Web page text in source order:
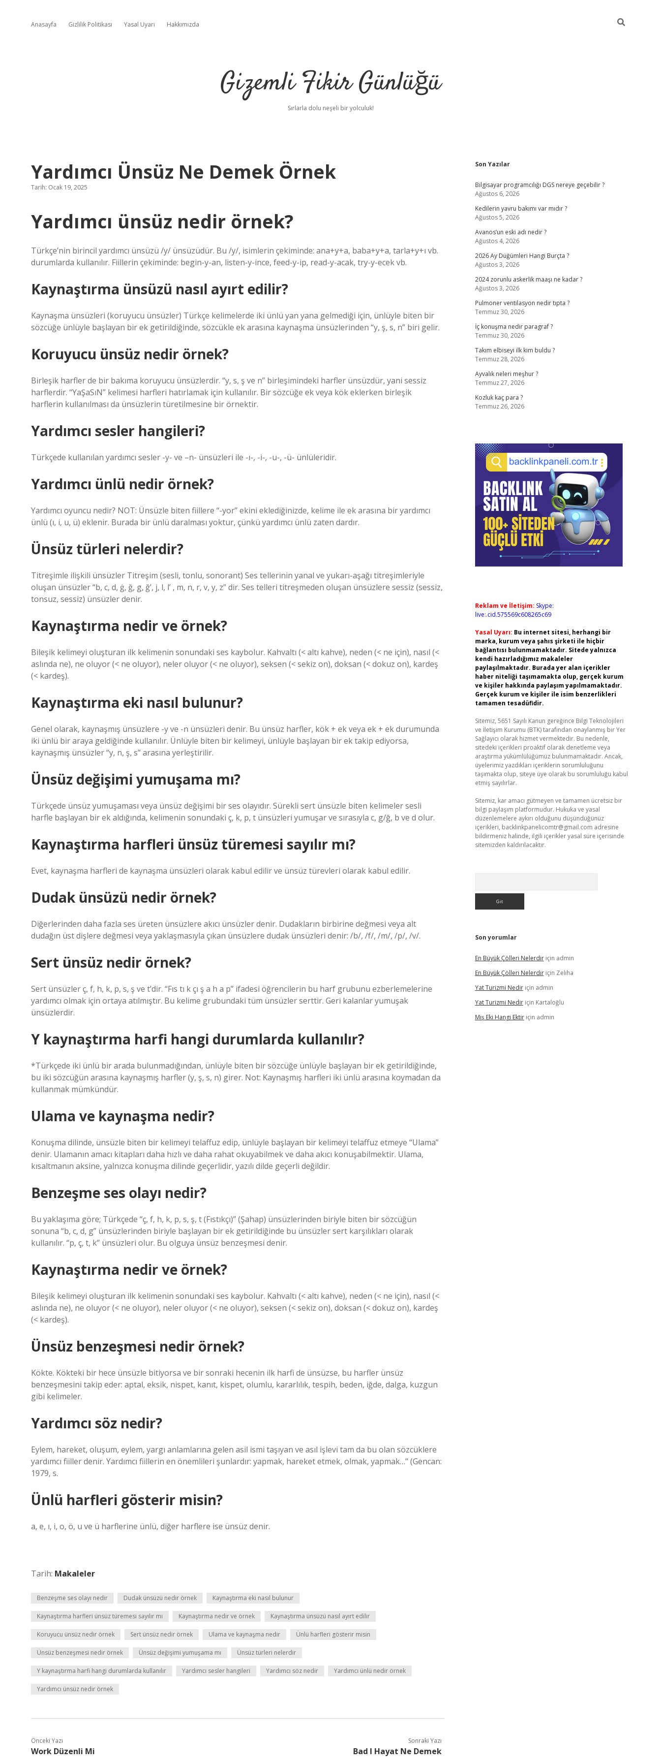
Anasayfa Gizlilik Politikası Yasal Uyarı Hakkımızda
Gizemli Fikir Günlüğü
Sırlarla dolu neşeli bir yolculuk!
Yardımcı Ünsüz Ne Demek Örnek
Tarih: Ocak 19, 2025
Yardımcı ünsüz nedir örnek?
Türkçe’nin birincil yardımcı ünsüzü /y/ ünsüzüdür. Bu /y/, isimlerin çekiminde: ana+y+a, baba+y+a, tarla+y+ı vb.
durumlarda kullanılır. Fiillerin çekiminde: begin-y-an, listen-y-ince, feed-y-ip, read-y-acak, try-y-ecek vb.
Kaynaştırma ünsüzü nasıl ayırt edilir?
Kaynaşma ünsüzleri (koruyucu ünsüzler) Türkçe kelimelerde iki ünlü yan yana gelmediği için, ünlüyle biten bir
sözcüğe ünlüyle başlayan bir ek getirildiğinde, sözcükle ek arasına kaynaşma ünsüzlerinden “y, ş, s, n” biri gelir.
Koruyucu ünsüz nedir örnek?
Birleşik harfler de bir bakıma koruyucu ünsüzlerdir. “y, s, ş ve n” birleşimindeki harfler ünsüzdür, yani sessiz
harflerdir. “YaŞaSıN” kelimesi harfleri hatırlamak için kullanılır. Bir sözcüğe ek veya kök eklerken birleşik
harflerin kullanılması da ünsüzlerin türetilmesine bir örnektir.
Yardımcı sesler hangileri?
Türkçede kullanılan yardımcı sesler -y- ve –n- ünsüzleri ile -ı-, -i-, -u-, -ü- ünlüleridir.
Yardımcı ünlü nedir örnek?
Yardımcı oyuncu nedir? NOT: Ünsüzle biten fiillere “-yor” ekini eklediğinizde, kelime ile ek arasına bir yardımcı
ünlü (ı, i, u, ü) eklenir. Burada bir ünlü daralması yoktur, çünkü yardımcı ünlü zaten dardır.
Ünsüz türleri nelerdir?
Titreşimle ilişkili ünsüzler Titreşim (sesli, tonlu, sonorant) Ses tellerinin yanal ve yukarı-aşağı titreşimleriyle
oluşan ünsüzler “b, c, d, ġ, ğ, g, ğ’, j, l, l’ , m, n, r, v, y, z” dir. Ses telleri titreşmeden oluşan ünsüzlere sessiz (sessiz,
tonsuz, sessiz) ünsüzler denir.
Kaynaştırma nedir ve örnek?
Bileşik kelimeyi oluşturan ilk kelimenin sonundaki ses kaybolur. Kahvaltı (< altı kahve), neden (< ne için), nasıl (<
aslında ne), ne oluyor (< ne oluyor), neler oluyor (< ne oluyor), seksen (< sekiz on), doksan (< dokuz on), kardeş
(< kardeş).
Kaynaştırma eki nasıl bulunur?
Genel olarak, kaynaşmış ünsüzlere -y ve -n ünsüzleri denir. Bu ünsüz harfler, kök + ek veya ek + ek durumunda
iki ünlü bir araya geldiğinde kullanılır. Ünlüyle biten bir kelimeyi, ünlüyle başlayan bir ek takip ediyorsa,
kaynaşmış ünsüzler “y, n, ş, s” arasına yerleştirilir.
Ünsüz değişimi yumuşama mı?
Türkçede ünsüz yumuşaması veya ünsüz değişimi bir ses olayıdır. Sürekli sert ünsüzle biten kelimeler sesli
harfle başlayan bir ek aldığında, kelimenin sonundaki ç, k, p, t ünsüzleri yumuşar ve sırasıyla c, g/ğ, b ve d olur.
Kaynaştırma harfleri ünsüz türemesi sayılır mı?
Evet, kaynaşma harfleri de kaynaşma ünsüzleri olarak kabul edilir ve ünsüz türevleri olarak kabul edilir.
Dudak ünsüzü nedir örnek?
Diğerlerinden daha fazla ses üreten ünsüzlere akıcı ünsüzler denir. Dudakların birbirine değmesi veya alt
dudağın üst dişlere değmesi veya yaklaşmasıyla çıkan ünsüzlere dudak ünsüzleri denir: /b/, /f/, /m/, /p/, /v/.
Sert ünsüz nedir örnek?
Sert ünsüzler ç, ​​f, h, k, p, s, ş ve t’dir. “Fıs tı k çı ş a h a p” ifadesi öğrencilerin bu harf grubunu ezberlemelerine
yardımcı olmak için ortaya atılmıştır. Bu kelime grubundaki tüm ünsüzler serttir. Geri kalanlar yumuşak
ünsüzlerdir.
Y kaynaştırma harfi hangi durumlarda kullanılır?
*Türkçede iki ünlü bir arada bulunmadığından, ünlüyle biten bir sözcüğe ünlüyle başlayan bir ek getirildiğinde,
bu iki sözcüğün arasına kaynaşmış harfler (y, ş, s, n) girer. Not: Kaynaşmış harfleri iki ünlü arasına koymadan da
kullanmak mümkündür.
Ulama ve kaynaşma nedir?
Konuşma dilinde, ünsüzle biten bir kelimeyi telaffuz edip, ünlüyle başlayan bir kelimeyi telaffuz etmeye “Ulama”
denir. Ulamanın amacı kitapları daha hızlı ve daha rahat okuyabilmek ve daha akıcı konuşabilmektir. Ulama,
kısaltmanın aksine, yalnızca konuşma dilinde geçerlidir, yazılı dilde geçerli değildir.
Benzeşme ses olayı nedir?
Bu yaklaşıma göre; Türkçede “ç, f, h, k, p, s, ş, t (Fıstıkçı)” (Şahap) ünsüzlerinden biriyle biten bir sözcüğün
sonuna “b, c, d, g” ünsüzlerinden biriyle başlayan bir ek getirildiğinde bu ünsüzler sert karşılıkları olarak
kullanılır. “p, ç, t, k” ünsüzleri olur. Bu olguya ünsüz benzeşmesi denir.
Kaynaştırma nedir ve örnek?
Bileşik kelimeyi oluşturan ilk kelimenin sonundaki ses kaybolur. Kahvaltı (< altı kahve), neden (< ne için), nasıl (<
aslında ne), ne oluyor (< ne oluyor), neler oluyor (< ne oluyor), seksen (< sekiz on), doksan (< dokuz on), kardeş
(< kardeş).
Ünsüz benzeşmesi nedir örnek?
Kökte. Kökteki bir hece ünsüzle bitiyorsa ve bir sonraki hecenin ilk harfi de ünsüzse, bu harfler ünsüz
benzeşmesini takip eder: aptal, eksik, nispet, kanıt, kispet, olumlu, kararlılık, tespih, beden, iğde, dalga, kuzgun
gibi kelimeler.
Yardımcı söz nedir?
Eylem, hareket, oluşum, eylem, yargı anlamlarına gelen asil ismi taşıyan ve asıl işlevi tam da bu olan sözcüklere
yardımcı fiiller denir. Yardımcı fiillerin en önemlileri şunlardır: yapmak, hareket etmek, olmak, yapmak…” (Gencan:
1979, s.
Ünlü harfleri gösterir misin?
a, e, ı, i, o, ö, u ve ü harflerine ünlü, diğer harflere ise ünsüz denir.
Tarih: Makaleler
Benzeşme ses olayı nedir Dudak ünsüzü nedir örnek Kaynaştırma eki nasıl bulunur
Kaynaştırma harfleri ünsüz türemesi sayılır mı Kaynaştırma nedir ve örnek Kaynaştırma ünsüzü nasıl ayırt edilir
Koruyucu ünsüz nedir örnek Sert ünsüz nedir örnek Ulama ve kaynaşma nedir Ünlü harfleri gösterir misin
Ünsüz benzeşmesi nedir örnek Ünsüz değişimi yumuşama mı Ünsüz türleri nelerdir
Y kaynaştırma harfi hangi durumlarda kullanılır Yardımcı sesler hangileri Yardımcı söz nedir Yardımcı ünlü nedir örnek
Yardımcı ünsüz nedir örnek
Önceki Yazı
Work Düzenli Mi
Sonraki Yazı
Bad I Hayat Ne Demek
Sidebar
Son Yazılar
Bilgisayar programcılığı DGS nereye geçebilir ?
Ağustos 6, 2026
Kedilerin yavru bakımı var mıdır ?
Ağustos 5, 2026
Avanos’un eski adı nedir ?
Ağustos 4, 2026
2026 Ay Düğümleri Hangi Burçta ?
Ağustos 3, 2026
2024 zorunlu askerlik maaşı ne kadar ?
Ağustos 3, 2026
Pulmoner ventilasyon nedir tıpta ?
Temmuz 30, 2026
İç konuşma nedir paragraf ?
Temmuz 30, 2026
Takım elbiseyi ilk kim buldu ?
Temmuz 28, 2026
Ayvalık neleri meşhur ?
Temmuz 27, 2026
Kozluk kaç para ?
Temmuz 26, 2026
Reklam ve İletişim: Skype:
live:.cid.575569c608265c69
Yasal Uyarı: Bu internet sitesi, herhangi bir
marka, kurum veya şahıs şirketi ile hiçbir
bağlantısı bulunmamaktadır. Sitede yalnızca
kendi hazırladığımız makaleler
paylaşılmaktadır. Burada yer alan içerikler
haber niteliği taşımamakta olup, gerçek kurum
ve kişiler hakkında paylaşım yapılmamaktadır.
Gerçek kurum ve kişiler ile isim benzerlikleri
tamamen tesadüfidir.
Sitemiz, 5651 Sayılı Kanun gereğince Bilgi Teknolojileri
ve İletişim Kurumu (BTK) tarafından onaylanmış bir Yer
Sağlayıcı olarak hizmet vermektedir. Bu nedenle,
sitedeki içerikleri proaktif olarak denetleme veya
araştırma yükümlülüğümüz bulunmamaktadır. Ancak,
üyelerimiz yazdıkları içeriklerin sorumluluğunu
taşımakta olup, siteye üye olarak bu sorumluluğu kabul
etmiş sayılırlar.
Sitemiz, kar amacı gütmeyen ve tamamen ücretsiz bir
bilgi paylaşım platformudur. Hukuka ve yasal
düzenlemelere aykırı olduğunu düşündüğünüz
içerikleri, backlinkpanelicomtr@gmail.com adresine
bildirmeniz halinde, ilgili içerikler yasal süre içerisinde
sitemizden kaldırılacaktır.
Son yorumlar
En Büyük Çölleri Nelerdiriçin admin
En Büyük Çölleri Nelerdiriçin Zeliha
Yat Turizmi Nediriçin admin
Yat Turizmi Nediriçin Kartaloğlu
Miş Eki Hangi Ektiriçin admin